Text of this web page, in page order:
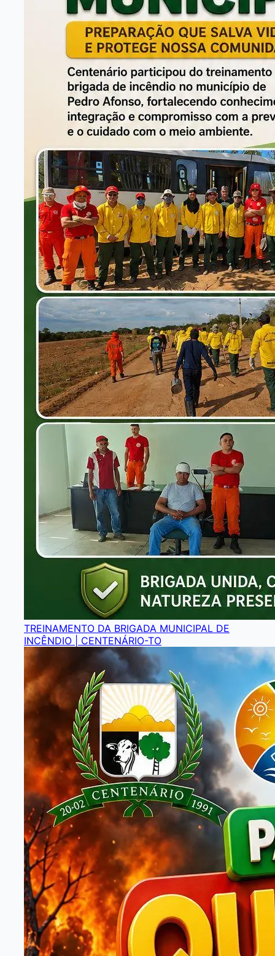
TREINAMENTO DA BRIGADA MUNICIPAL DE
INCÊNDIO | CENTENÁRIO-TO